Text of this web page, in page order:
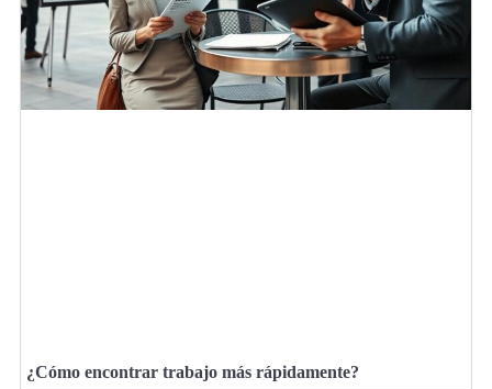
¿Cómo encontrar trabajo más rápidamente?